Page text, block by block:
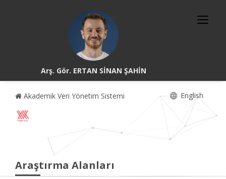
Arş. Gör. ERTAN SİNAN ŞAHİN
Akademik Veri Yönetim Sistemi English
Araştırma Alanları